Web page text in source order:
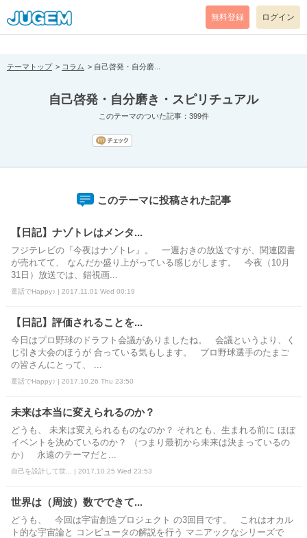
[pear_error: message="Success" code=0 mode=return level=notice
prefix="" info=""]
無料登録 ログイン
テーマトップ コラム 自己啓発・自分磨...
自己啓発・自分磨き・スピリチュアル
このテーマのついた記事：399件
このテーマに投稿された記事
【日記】ナゾトレはメンタ...
フジテレビの『今夜はナゾトレ』。 一週おきの放送ですが、関連図書
が売れてて、 なんだか盛り上がっている感じがします。 今夜（10月
31日）放送では、錯視画...
童話でHappy♪ | 2017.11.01 Wed 00:19
【日記】評価されることを...
今日はプロ野球のドラフト会議がありましたね。 会議というより、く
じ引き大会のほうが 合っている気もします。 プロ野球選手のたまご
の皆さんにとって、 ...
童話でHappy♪ | 2017.10.26 Thu 23:50
未来は本当に変えられるのか？
どうも、 未来は変えられるものなのか？ それとも、生まれる前に ほぼ
イベントを決めているのか？ （つまり最初から未来は決まっているの
か） 永遠のテーマだと...
自己を設計して世... | 2017.10.25 Wed 23:53
世界は（周波）数でできて...
どうも、 今回は宇宙創造プロジェクト の3回目です。 これはオカル
ト的な宇宙論と コンピュータの解説を行う マニアックなシリーズで